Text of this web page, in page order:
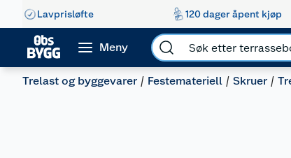
Lavprisløfte 120 dager åpent kjøp
Meny
Trelast og byggevarer Festemateriell Skruer